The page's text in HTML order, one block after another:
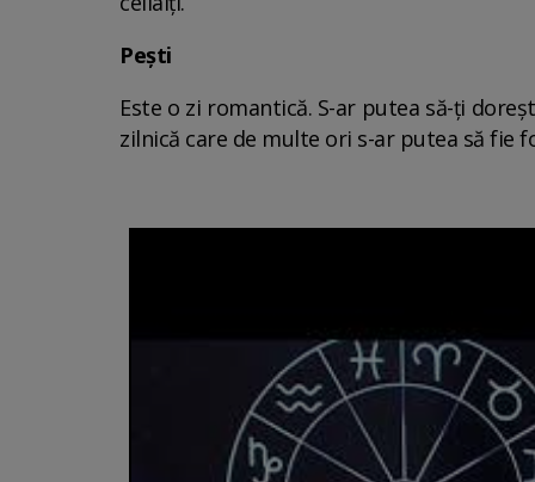
Pești
Este o zi romantică. S-ar putea să-ți
zilnică care de multe ori s-ar putea să fie